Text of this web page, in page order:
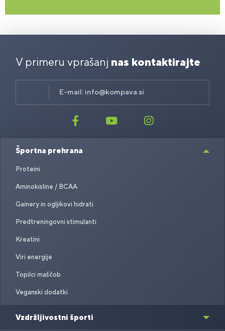
V primeru vprašanj nas kontaktirajte
E-mail: info@kompava.si
Športna prehrana
Proteini
Aminokisline / BCAA
Gainery in ogljikovi hidrati
Predtreningovni stimulanti
Kreatini
Viri energije
Topilci maščob
Veganski dodatki
Vzdržljivostni športi